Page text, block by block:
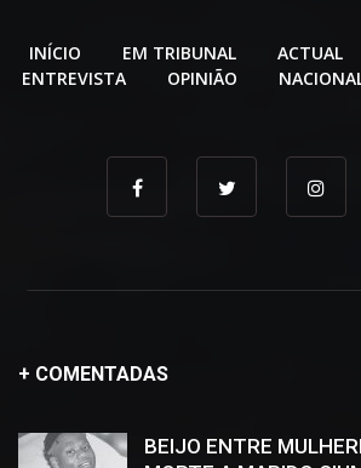
INÍCIO EM TRIBUNAL ACTUAL
ENTREVISTA
OPINIÃO
+ COMENTADAS
BEIJO ENTRE